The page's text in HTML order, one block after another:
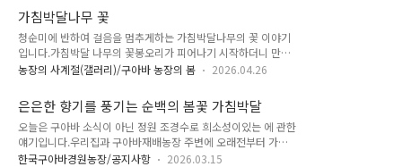
하면서달콤한 꽃향을 풍겨주네요.우리농장의 참죽나무는 수입
산이 아닌 토종이라서 향도 진하고 고추장에 무쳐서 먹으면 정말
맛이 좋아서보물처럼 기른답니다.지난 2000년도에 제주도 서귀
포 강정동에 구아바재배농장을 만들때에는 제법키운 참죽나무
를 농장들어가는 출입구 좌,우에한그루씩 두그루를 심었던 건데
가침박달나무 꽃
청순미에 반하여 걸음을 멈추게하는 가침박달나무의 꽃 이야기
입니다.가침박달 나무의 꽃봉오리가 피어나기 시작하더니 만개
하였네요.꽃 봉오리가 생겨서 활쫙 피고 꽃잎이 지기까지의 개화
색의 홑꽃입니다.꽃이지고 나면 별모양의 열매가 맺혀 이듬해 봄
까지는 달려있는 것도 볼만하지요. 또한 가침박달나무는 다음과
같은 장점이 있습니다. 1.폭풍 성장하는 보통의 정원수는 심어서
기르다가 몇년이 지나면 넓혀 심거나 베어 내거나 하여여 하지만
가침박달나무는 가지의 분지력이 좋고 옆가지가 잘 자라므로 키
농장의 사계절(갤러리)/구아바 농장의 봄 2026.04.26
은은한 향기를 풍기는 순백의 봄꽃 가침박달
오늘은 구아바 소식이 아닌 정원 조경수로 희소성이있는 에 관한
얘기입니다.우리집과 구아바재배농장 주변에 오래전부터 가침
박달나무를 심어 놓고 매년 봄이면 그 꽃의 화사함에가던 걸음을
한국구아바경원농장/공지사항 2026.03.15